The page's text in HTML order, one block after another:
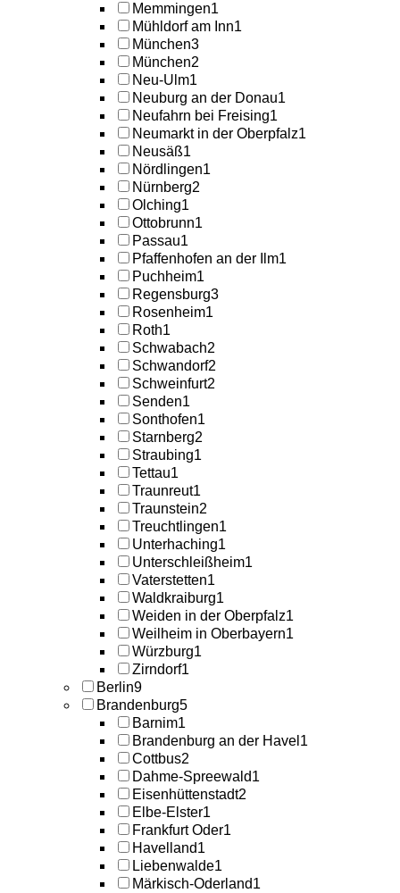
Memmingen1
Mühldorf am Inn1
München3
München2
Neu-Ulm1
Neuburg an der Donau1
Neufahrn bei Freising1
Neumarkt in der Oberpfalz1
Neusäß1
Nördlingen1
Nürnberg2
Olching1
Ottobrunn1
Passau1
Pfaffenhofen an der Ilm1
Puchheim1
Regensburg3
Rosenheim1
Roth1
Schwabach2
Schwandorf2
Schweinfurt2
Senden1
Sonthofen1
Starnberg2
Straubing1
Tettau1
Traunreut1
Traunstein2
Treuchtlingen1
Unterhaching1
Unterschleißheim1
Vaterstetten1
Waldkraiburg1
Weiden in der Oberpfalz1
Weilheim in Oberbayern1
Würzburg1
Zirndorf1
Berlin9
Brandenburg5
Barnim1
Brandenburg an der Havel 1
Cottbus2
Dahme-Spreewald1
Eisenhüttenstadt2
Elbe-Elster1
Frankfurt Oder1
Havelland1
Liebenwalde1
Märkisch-Oderland1